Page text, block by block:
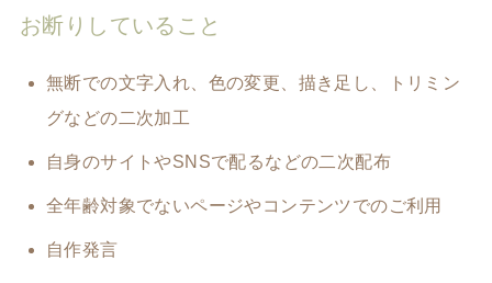
お断りしていること
無断での文字入れ、色の変更、描き足し、トリミン
グなどの二次加工
自身のサイトやSNSで配るなどの二次配布
全年齢対象でないページやコンテンツでのご利用
自作発言